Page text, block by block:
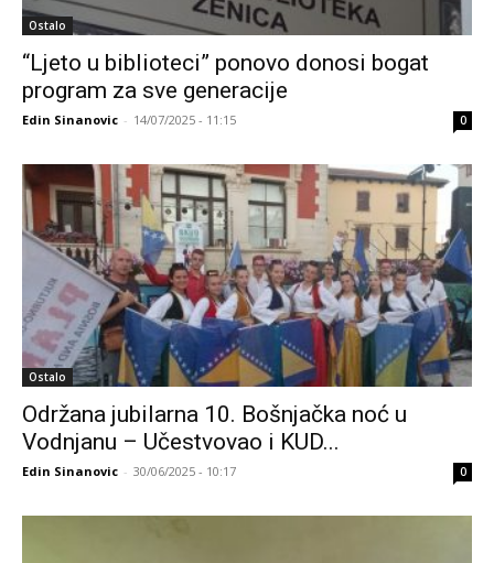
Ostalo
“Ljeto u biblioteci” ponovo donosi bogat
program za sve generacije
Edin Sinanovic - 14/07/2025 - 11:15 0
Ostalo
Održana jubilarna 10. Bošnjačka noć u
Vodnjanu – Učestvovao i KUD...
Edin Sinanovic - 30/06/2025 - 10:17 0